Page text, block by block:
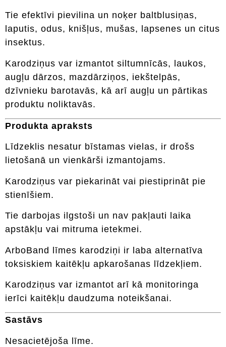
Tie efektīvi pievilina un noķer baltblusiņas,
laputis, odus, knišļus, mušas, lapsenes un citus
insektus.
Karodziņus var izmantot siltumnīcās, laukos,
augļu dārzos, mazdārziņos, iekštelpās,
dzīvnieku barotavās, kā arī augļu un pārtikas
produktu noliktavās.
Produkta apraksts
Līdzeklis nesatur bīstamas vielas, ir drošs
lietošanā un vienkārši izmantojams.
Karodziņus var piekarināt vai piestiprināt pie
stienīšiem.
Tie darbojas ilgstoši un nav pakļauti laika
apstākļu vai mitruma ietekmei.
ArboBand līmes karodziņi ir laba alternatīva
toksiskiem kaitēkļu apkarošanas līdzekļiem.
Karodziņus var izmantot arī kā monitoringa
ierīci kaitēkļu daudzuma noteikšanai.
Sastāvs
Nesacietējoša līme.